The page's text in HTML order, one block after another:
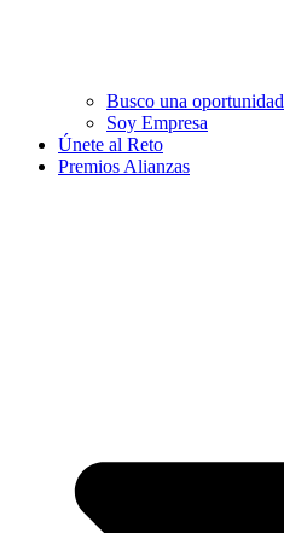
Busco una oportunidad
Soy Empresa
Únete al Reto
Premios Alianzas